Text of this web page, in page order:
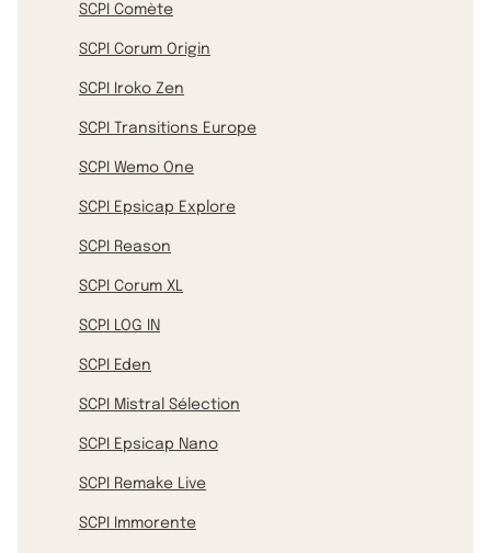
SCPI Comète
SCPI Corum Origin
SCPI Iroko Zen
SCPI Transitions Europe
SCPI Wemo One
SCPI Epsicap Explore
SCPI Reason
SCPI Corum XL
SCPI LOG IN
SCPI Eden
SCPI Mistral Sélection
SCPI Epsicap Nano
SCPI Remake Live
SCPI Immorente